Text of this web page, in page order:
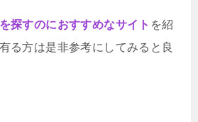
探すのにおすすめなサイト を紹
る方は是非参考にしてみると良